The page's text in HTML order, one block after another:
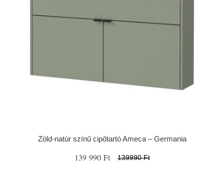
Zöld-natúr színű cipőtartó Ameca – Germania
139 990 Ft 139990 Ft